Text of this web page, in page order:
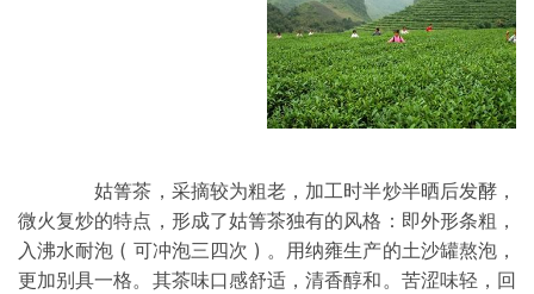
姑箐茶，采摘较为粗老，加工时半炒半晒后发酵，
微火复炒的特点，形成了姑箐茶独有的风格：即外形条粗，
入沸水耐泡 ( 可冲泡三四次 ) 。用纳雍生产的土沙罐熬泡，
更加别具一格。其茶味口感舒适，清香醇和。苦涩味轻，回